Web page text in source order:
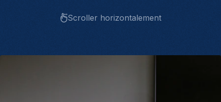
Scroller horizontalement